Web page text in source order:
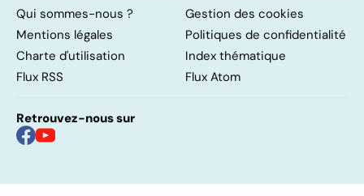
Qui sommes-nous ?
Gestion des cookies
Mentions légales
Politiques de confidentialité
Charte d'utilisation
Index thématique
Flux RSS
Flux Atom
Retrouvez-nous sur